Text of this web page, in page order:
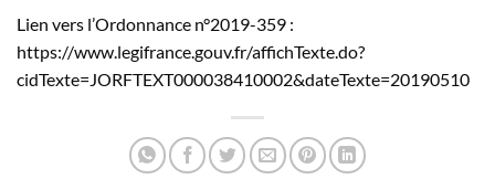
Lien vers l’Ordonnance n°2019-359 :
https://www.legifrance.gouv.fr/affichTexte.do?
cidTexte=JORFTEXT000038410002&dateTexte=20190510